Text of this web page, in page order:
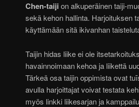
Chen-taiji on alkuperäinen taiji-
sekä kehon hallinta. Harjoituksen
käyttämään sitä ikivanhan
Taijin hidas liike ei ole
havainnoimaan kehoa ja liikettä
Tärkeä osa taijin oppimista ovat
avulla harjoittajat voivat testata
myös linkki liikesarjan ja